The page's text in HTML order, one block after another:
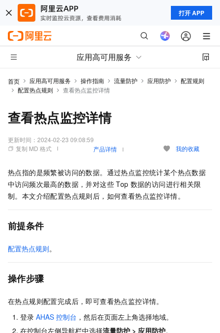
打开 APP
应用高可用服务
首页 应用高可用服务 操作指南 流量防护 应用防护
配置规则
配置热点规则
查看热点监控详情
查看热点监控详情
更新时间： 2024-02-23 09:08:59
复制 MD 格式
产品详情 我的收藏
热点指的是频繁被访问的数据。通过热点监控统计某个热点数据
中访问频次最高的数据，并对这些 Top 数据的访问进行相关限
制。本文介绍配置热点规则后，如何查看热点监控详情。
前提条件
配置热点规则。
操作步骤
在热点规则配置完成后，即可查看热点监控详情。
登录 AHAS 控制台 ，然后在页面左上角选择地域。
在控制台左侧导航栏中选择流量防护 > 应用防护。